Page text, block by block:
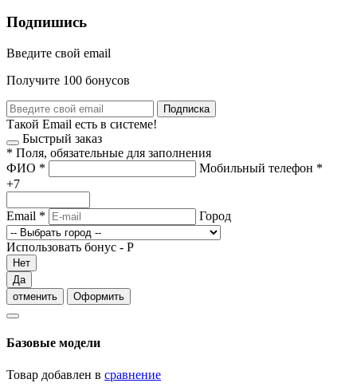
Подпишись
Введите свой email
Получите 100 бонусов
Подписка
Такой Email есть в системе!
Быстрый заказ
* Поля, обязательные для заполнения
ФИО * Мобильный телефон *
+7
Email * Город
Использовать бонус - Р
Нет
Да
отменить
Оформить
Базовые модели
Товар добавлен в сравнение